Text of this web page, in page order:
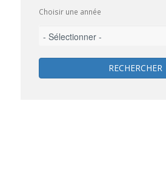
Choisir une année
RECHERCHER